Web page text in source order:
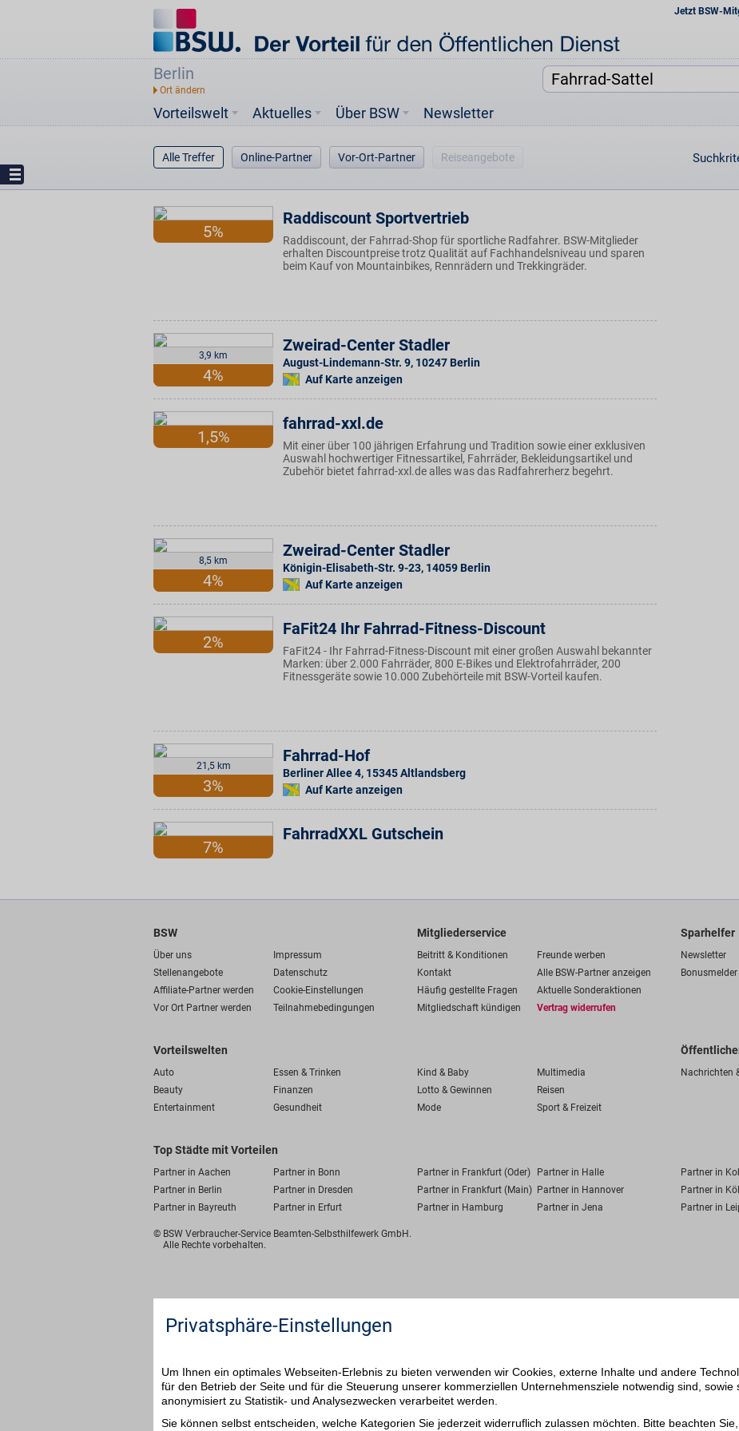
Jetzt BSW-
Berlin
Vorteilswelt Aktuelles Über BSW Newsletter
Alle Treffer Online-Partner Vor-Ort-Partner Reiseangebote
5%
Raddiscount Sportvertrieb
Raddiscount, der Fahrrad-Shop für sportliche Radfahrer. BSW-Mitglieder
erhalten Discountpreise trotz Qualität auf Fachhandelsniveau und sparen
beim Kauf von Mountainbikes, Rennrädern und Trekkingräder.
3,9 km
4%
Zweirad-Center Stadler
August-Lindemann-Str. 9, 10247 Berlin
Auf Karte anzeigen
1,5%
fahrrad-xxl.de
Mit einer über 100 jährigen Erfahrung und Tradition sowie einer exklusiven
Auswahl hochwertiger Fitnessartikel, Fahrräder, Bekleidungsartikel und
Zubehör bietet fahrrad-xxl.de alles was das Radfahrerherz begehrt.
8,5 km
4%
Zweirad-Center Stadler
Königin-Elisabeth-Str. 9-23, 14059 Berlin
Auf Karte anzeigen
2%
FaFit24 Ihr Fahrrad-Fitness-Discount
FaFit24 - Ihr Fahrrad-Fitness-Discount mit einer großen Auswahl bekannter
Marken: über 2.000 Fahrräder, 800 E-Bikes und Elektrofahrräder, 200
Fitnessgeräte sowie 10.000 Zubehörteile mit BSW-Vorteil kaufen.
21,5 km
3%
Fahrrad-Hof
Berliner Allee 4, 15345Altlandsberg
Auf Karte anzeigen
7%
FahrradXXL Gutschein
BSW
Über uns
Impressum
Stellenangebote
Datenschutz
Affiliate-Partner werden
Cookie-Einstellungen
Vor Ort Partner werden
Teilnahmebedingungen
Mitgliederservice
Beitritt & Konditionen
Freunde werben
Kontakt
Alle BSW-Partner anzeigen
Häufig gestellte Fragen
Aktuelle Sonderaktionen
Mitgliedschaft kündigen
Vertrag widerrufen
Sparhelfer
Newsletter
Bonusmelder
Vorteilswelten
Auto Essen & Trinken Kind & Baby
Multimedia
Beauty
Finanzen Lotto & Gewinnen
Reisen
Entertainment
Gesundheit Mode Sport & Freizeit
Nachrichten
Top Städte mit Vorteilen
Partner in Aachen Partner in Bonn Partner in Frankfurt (Oder) Partner in Halle Partner in
Partner in Berlin
Partner in Dresden Partner in Frankfurt (Main) Partner in Hannover Partner in
Partner in Bayreuth
Partner in Erfurt Partner in Hamburg Partner in Jena Partner in
© BSW Verbraucher-Service Beamten-Selbsthilfewerk GmbH.
Alle Rechte vorbehalten.
Privatsphäre-Einstellungen
Um Ihnen ein optimales Webseiten-Erlebnis zu bieten verwenden wir Cookies, externe Inhalte und andere
für den Betrieb der Seite und für die Steuerung unserer kommerziellen Unternehmensziele notwendig sind, sowie
anonymisiert zu Statistik- und Analysezwecken verarbeitet werden.
Sie können selbst entscheiden, welche Kategorien Sie jederzeit widerruflich zulassen möchten. Bitte beachten